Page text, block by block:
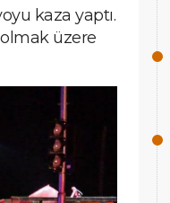
kaza yaptı.
üzere